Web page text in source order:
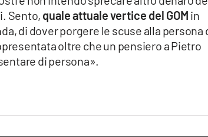
Sento, quale attuale vertice del GOM in
di dover porgere le scuse alla persona
oltre che un pensiero a Pietro
di persona».